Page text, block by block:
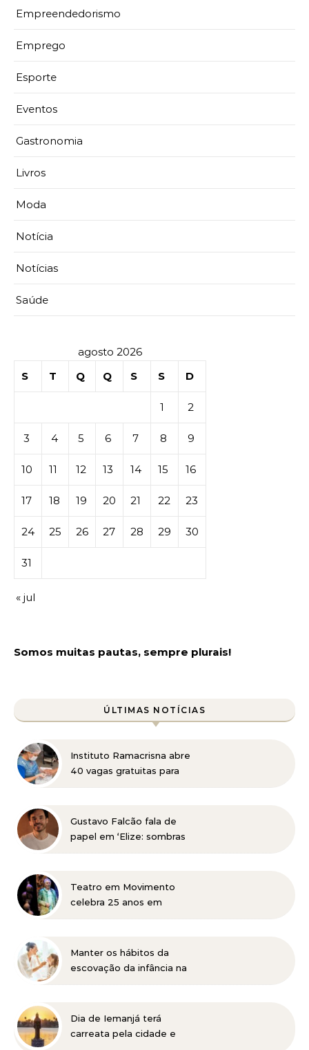
Empreendedorismo
Emprego
Esporte
Eventos
Gastronomia
Livros
Moda
Notícia
Notícias
Saúde
agosto 2026
S
T Q Q S S D
1 2
3 4 5 6 7 8 9
10 11 12 13 14 15 16
17 18 19 20 21 22 23
24 25 26 27 28 29 30
31
« jul
Somos muitas pautas, sempre plurais!
ÚLTIMAS NOTÍCIAS
Instituto Ramacrisna abre
40 vagas gratuitas para
administração
Gustavo Falcão fala de
papel em ‘Elize: sombras
TV e teatro
Teatro em Movimento
celebra 25 anos em
“Delírio”
Manter os hábitos da
escovação da infância na
Dia de Iemanjá terá
carreata pela cidade e